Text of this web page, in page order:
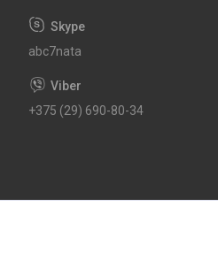
abc7nata
+375 (29) 690-80-34